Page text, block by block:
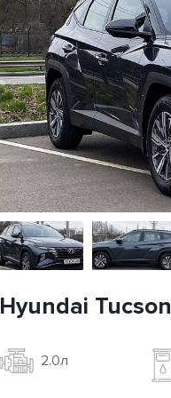
Hyundai Tucson
2.0л